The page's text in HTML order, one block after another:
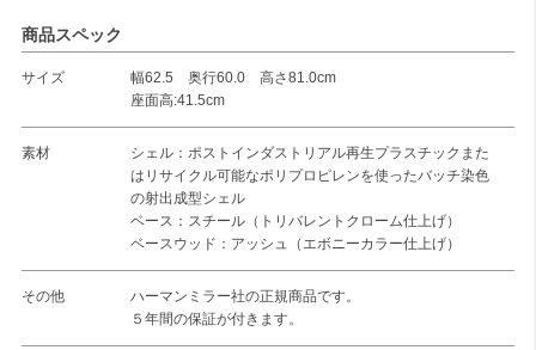
商品スペック
サイズ
幅62.5 奥行60.0 高さ81.0cm
座面高:41.5cm
素材
シェル：ポストインダストリアル再生プラスチックまた
はリサイクル可能なポリプロピレンを使ったバッチ染色
の射出成型シェル
ベース：スチール（トリバレントクローム仕上げ）
ベースウッド：アッシュ（エボニーカラー仕上げ）
その他
ハーマンミラー社の正規商品です。
５年間の保証が付きます。